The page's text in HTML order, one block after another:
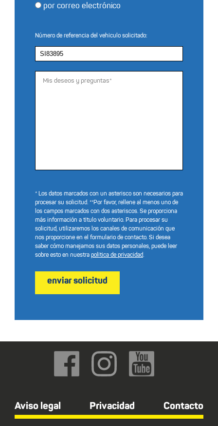
por correo electrónico
Número de referencia del vehículo solicitado:
* Los datos marcados con un asterisco son necesarios para
procesar su solicitud. **Por favor, rellene al menos uno de
los campos marcados con dos asteriscos. Se proporciona
más información a título voluntario. Para procesar su
solicitud, utilizaremos los canales de comunicación que
nos proporcione en el formulario de contacto. Si desea
saber cómo manejamos sus datos personales, puede leer
sobre esto en nuestra política de privacidad.
enviar solicitud
Aviso legal Privacidad Contacto